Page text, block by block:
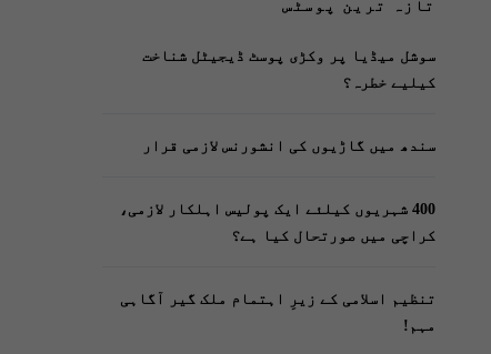
تازہ ترین پوسٹس
سوشل میڈیا پر وکڑی پوسٹ ڈیجیٹل شناخت
کیلیے خطرہ؟
سندھ میں گاڑیوں کی انشورنس لازمی قرار
400 شہریوں کیلئے ایک پولیس اہلکار لازمی،
کراچی میں صورتحال کیا ہے؟
تنظیم اسلامی کے زیرِ اہتمام ملک گیر آگاہی
مہم!